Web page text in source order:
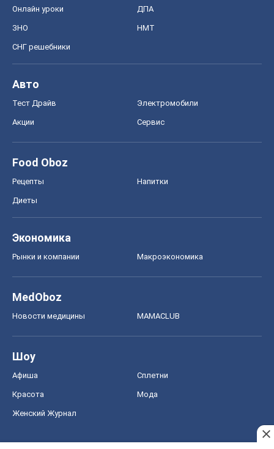
Онлайн уроки ДПА
ЗНО НМТ
СНГ решебники
Авто
Тест Драйв Электромобили
Акции Сервис
Food Oboz
Рецепты Напитки
Диеты
Экономика
Рынки и компании Mакроэкономика
MedOboz
Новости медицины MAMACLUB
Шоу
Афиша Сплетни
Красота Мода
Женский Журнал